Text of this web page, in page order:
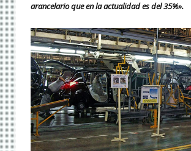
arancelario que en la actualidad es del 35%».